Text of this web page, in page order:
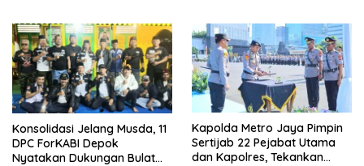
Konsolidasi Jelang Musda, 11
DPC ForKABI Depok
Nyatakan Dukungan Bulat
Kapolda Metro Jaya Pimpin
Sertijab 22 Pejabat Utama
dan Kapolres, Tekankan